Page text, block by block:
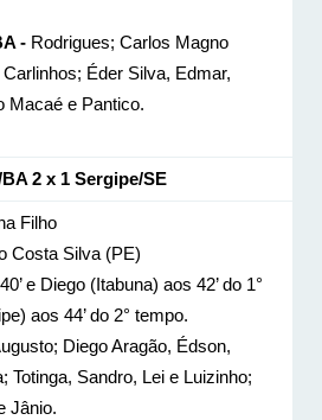
- Rodrigues; Carlos Magno
Éder Silva, Edmar,
Macaé e Pantico.
2 x 1 Sergipe/SE
Filho
Costa Silva (PE)
e Diego (Itabuna) aos 42’ do 1°
aos 44’ do 2° tempo.
Diego Aragão, Édson,
Totinga, Sandro, Lei e Luizinho;
Jânio.